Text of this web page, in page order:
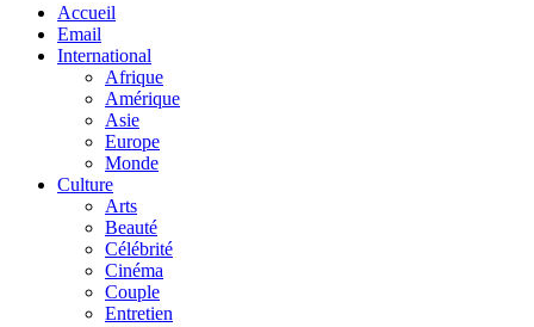
Accueil
Email
International
Afrique
Amérique
Asie
Europe
Monde
Culture
Arts
Beauté
Célébrité
Cinéma
Couple
Entretien